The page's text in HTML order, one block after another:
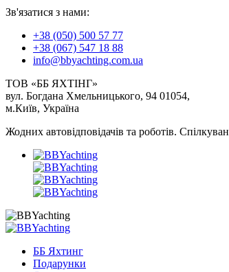
Зв'язатися з нами:
+38 (050) 500 57 77
+38 (067) 547 18 88
info@bbyachting.com.ua
ТОВ «ББ ЯХТІНГ»
вул. Богдана Хмельницького, 94 01054,
м.Київ, Україна
Жодних автовідповідачів та роботів.
ББ Яхтинг
Подарунки